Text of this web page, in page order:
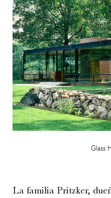
Glass
La familia Pritzker,